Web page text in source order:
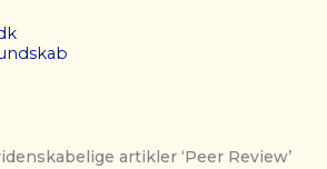
artikler ‘Peer Review’